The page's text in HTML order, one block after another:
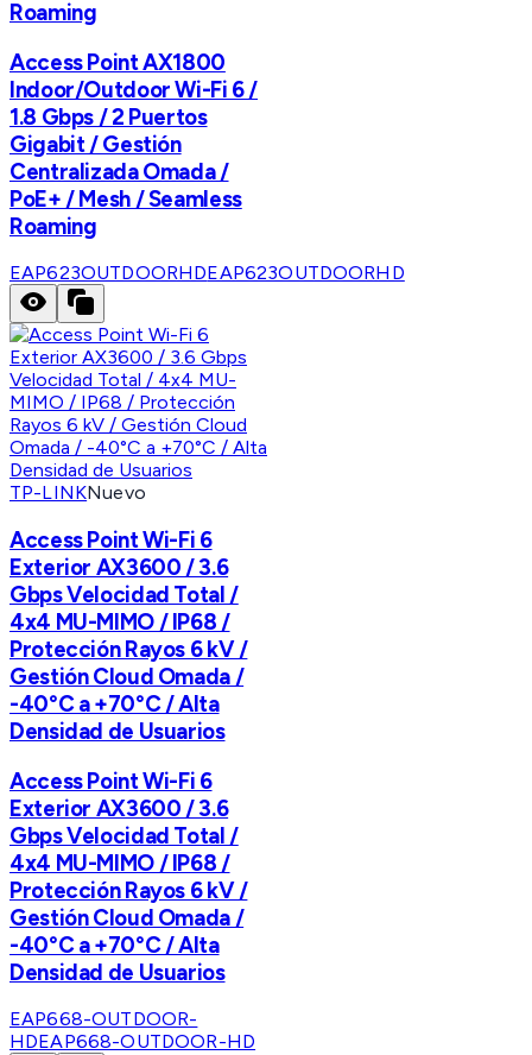
Roaming
Access Point AX1800
Indoor/Outdoor Wi-Fi 6 /
1.8 Gbps / 2 Puertos
Gigabit / Gestión
Centralizada Omada /
PoE+ / Mesh / Seamless
Roaming
EAP623OUTDOORHDEAP623OUTDOORHD
TP-LINKNuevo
Access Point Wi-Fi 6
Exterior AX3600 / 3.6
Gbps Velocidad Total /
4x4 MU-MIMO / IP68 /
Protección Rayos 6 kV /
Gestión Cloud Omada /
-40°C a +70°C / Alta
Densidad de Usuarios
Access Point Wi-Fi 6
Exterior AX3600 / 3.6
Gbps Velocidad Total /
4x4 MU-MIMO / IP68 /
Protección Rayos 6 kV /
Gestión Cloud Omada /
-40°C a +70°C / Alta
Densidad de Usuarios
EAP668-OUTDOOR-
HDEAP668-OUTDOOR-HD